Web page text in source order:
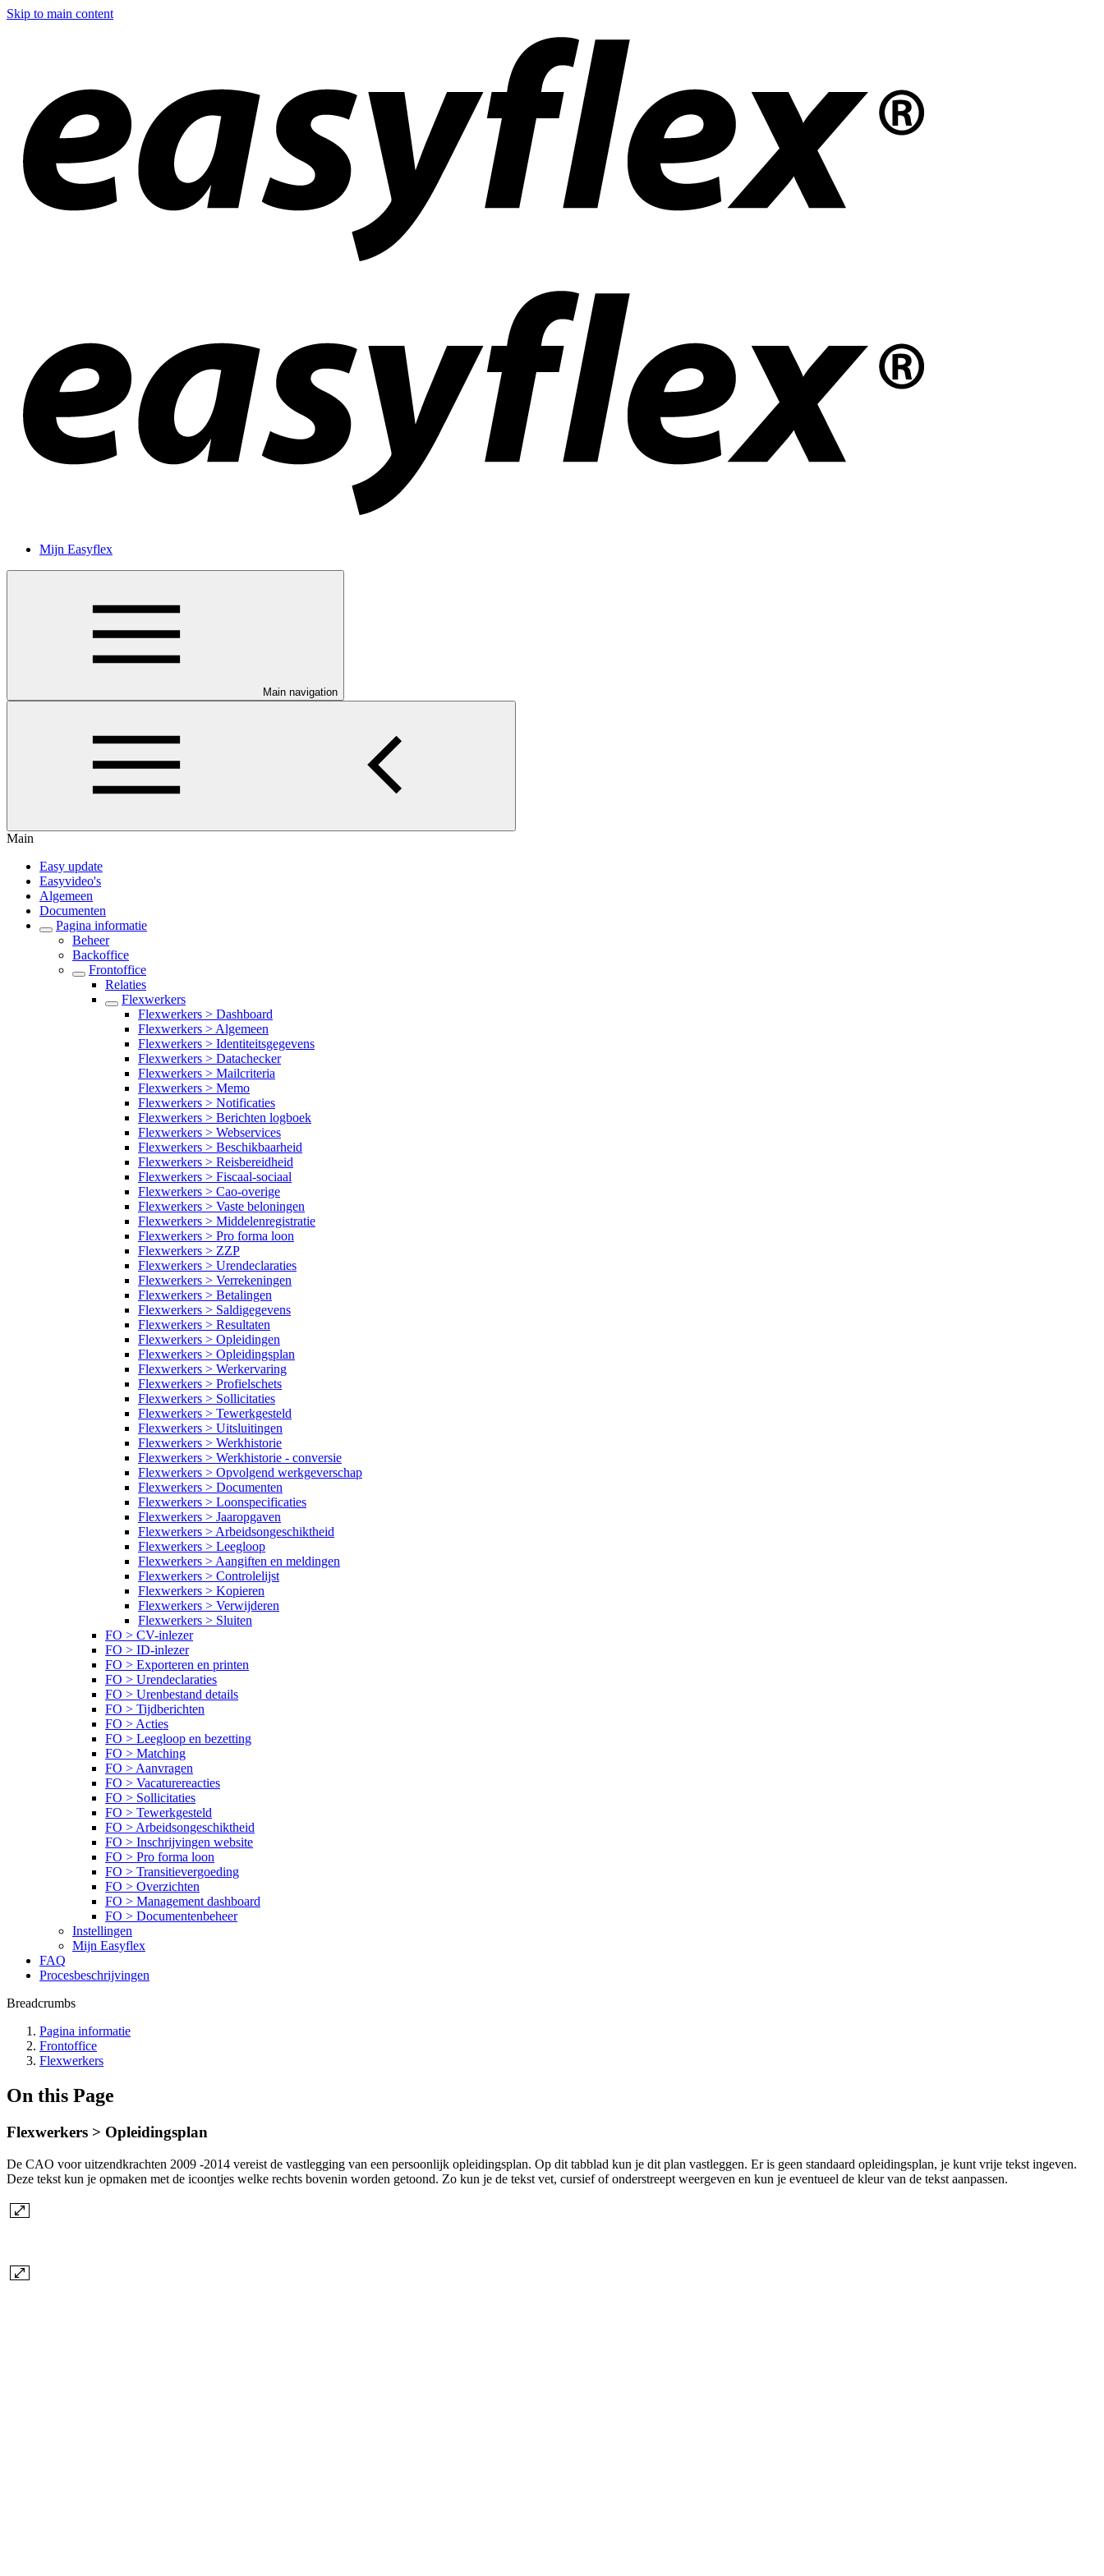
Skip to main content
Mijn Easyflex
Main navigation
Main
Easy update
Easyvideo's
Algemeen
Documenten
Pagina informatie
Beheer
Backoffice
Frontoffice
Relaties
Flexwerkers
Flexwerkers > Dashboard
Flexwerkers > Algemeen
Flexwerkers > Identiteitsgegevens
Flexwerkers > Datachecker
Flexwerkers > Mailcriteria
Flexwerkers > Memo
Flexwerkers > Notificaties
Flexwerkers > Berichten logboek
Flexwerkers > Webservices
Flexwerkers > Beschikbaarheid
Flexwerkers > Reisbereidheid
Flexwerkers > Fiscaal-sociaal
Flexwerkers > Cao-overige
Flexwerkers > Vaste beloningen
Flexwerkers > Middelenregistratie
Flexwerkers > Pro forma loon
Flexwerkers > ZZP
Flexwerkers > Urendeclaraties
Flexwerkers > Verrekeningen
Flexwerkers > Betalingen
Flexwerkers > Saldigegevens
Flexwerkers > Resultaten
Flexwerkers > Opleidingen
Flexwerkers > Opleidingsplan
Flexwerkers > Werkervaring
Flexwerkers > Profielschets
Flexwerkers > Sollicitaties
Flexwerkers > Tewerkgesteld
Flexwerkers > Uitsluitingen
Flexwerkers > Werkhistorie
Flexwerkers > Werkhistorie - conversie
Flexwerkers > Opvolgend werkgeverschap
Flexwerkers > Documenten
Flexwerkers > Loonspecificaties
Flexwerkers > Jaaropgaven
Flexwerkers > Arbeidsongeschiktheid
Flexwerkers > Leegloop
Flexwerkers > Aangiften en meldingen
Flexwerkers > Controlelijst
Flexwerkers > Kopieren
Flexwerkers > Verwijderen
Flexwerkers > Sluiten
FO > CV-inlezer
FO > ID-inlezer
FO > Exporteren en printen
FO > Urendeclaraties
FO > Urenbestand details
FO > Tijdberichten
FO > Acties
FO > Leegloop en bezetting
FO > Matching
FO > Aanvragen
FO > Vacaturereacties
FO > Sollicitaties
FO > Tewerkgesteld
FO > Arbeidsongeschiktheid
FO > Inschrijvingen website
FO > Pro forma loon
FO > Transitievergoeding
FO > Overzichten
FO > Management dashboard
FO > Documentenbeheer
Instellingen
Mijn Easyflex
FAQ
Procesbeschrijvingen
Breadcrumbs
Pagina informatie
Frontoffice
Flexwerkers
On this Page
Flexwerkers > Opleidingsplan
De CAO voor uitzendkrachten 2009 -2014 vereist de vastlegging van een persoonlijk opleidingsplan. Op dit tabblad kun je dit plan vastleggen. Er is geen standaard opleidingsplan, je kunt vrije tekst ingeven.
Deze tekst kun je opmaken met de icoontjes welke rechts bovenin worden getoond. Zo kun je de tekst vet, cursief of onderstreept weergeven en kun je eventueel de kleur van de tekst aanpassen.